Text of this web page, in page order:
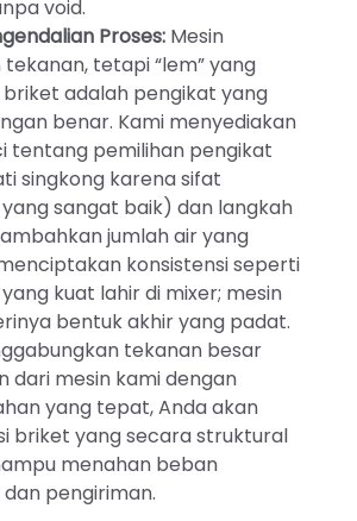
void.
Proses: Mesin
tetapi “lem” yang
adalah pengikat yang
benar. Kami menyediakan
tentang pemilihan pengikat
singkong karena sifat
sangat baik) dan langkah
jumlah air yang
konsistensi seperti
kuat lahir di mixer; mesin
bentuk akhir yang padat.
tekanan besar
dari mesin kami dengan
yang tepat, Anda akan
briket yang secara struktural
menahan beban
pengiriman.